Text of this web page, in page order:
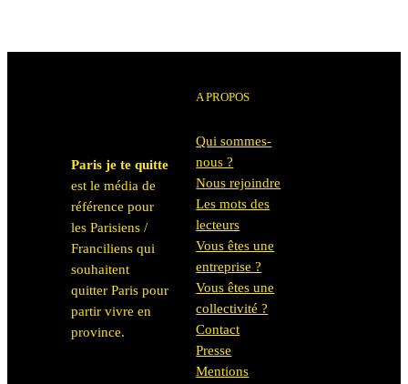
Paris je te quitte
est le média de
référence pour
les Parisiens /
Franciliens qui
souhaitent
quitter Paris pour
partir vivre en
province.
A PROPOS
Qui sommes-
nous ?
Nous rejoindre
Les mots des
lecteurs
Vous êtes une
entreprise ?
Vous êtes une
collectivité ?
Contact
Presse
Mentions